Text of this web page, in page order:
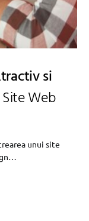
si
Web
unui site